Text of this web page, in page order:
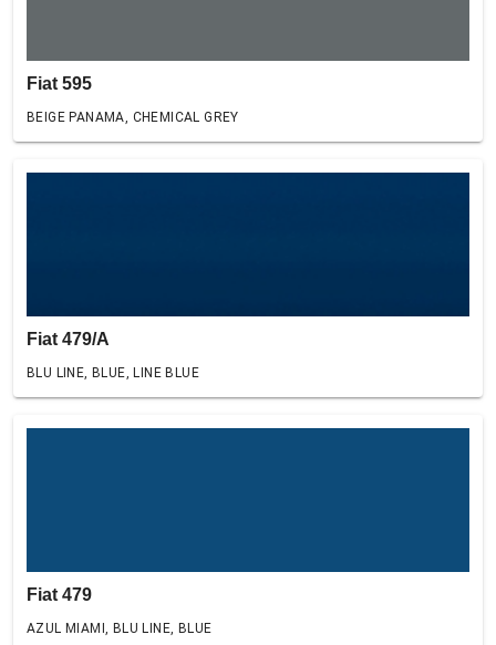
Fiat 595
BEIGE PANAMA, CHEMICAL GREY
Fiat 479/A
BLU LINE, BLUE, LINE BLUE
Fiat 479
AZUL MIAMI, BLU LINE, BLUE